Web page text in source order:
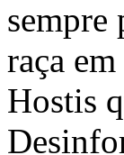
sempre
raça
Hostis